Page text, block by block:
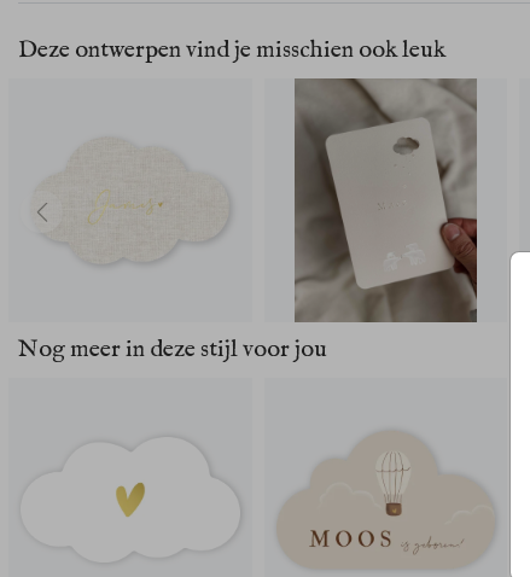
Deze ontwerpen vind je misschien ook leuk
Nog meer in deze stijl voor jou